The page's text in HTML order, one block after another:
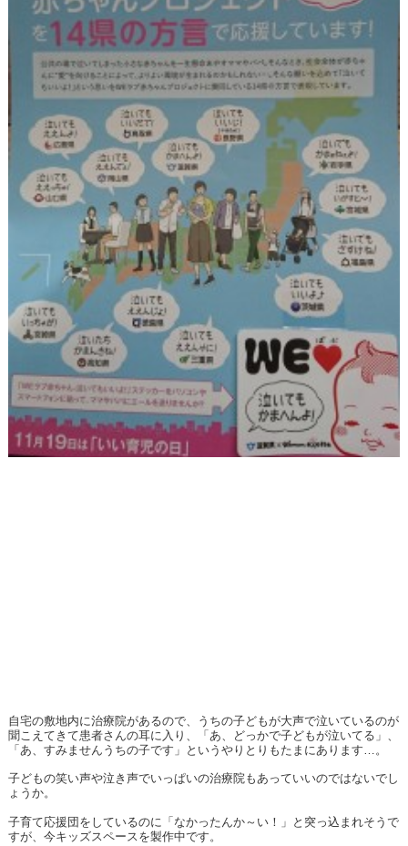
自宅の敷地内に治療院があるので、うちの子どもが大声で泣いているのが
聞こえてきて患者さんの耳に入り、「あ、どっかで子どもが泣いてる」、
「あ、すみませんうちの子です」というやりとりもたまにあります…。
子どもの笑い声や泣き声でいっぱいの治療院もあっていいのではないでし
ょうか。
子育て応援団をしているのに「なかったんか～い！」と突っ込まれそうで
すが、今キッズスペースを製作中です。